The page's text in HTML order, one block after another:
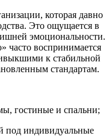
которая давно
Это ощущается в
эмоциональности.
часто воспринимается
к стабильной
стандартам.
гостиные и спальни;
под индивидуальные